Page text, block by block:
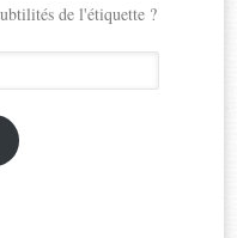
de l'étiquette ?